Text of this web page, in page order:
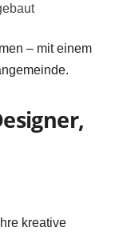
– mit einem
kreative